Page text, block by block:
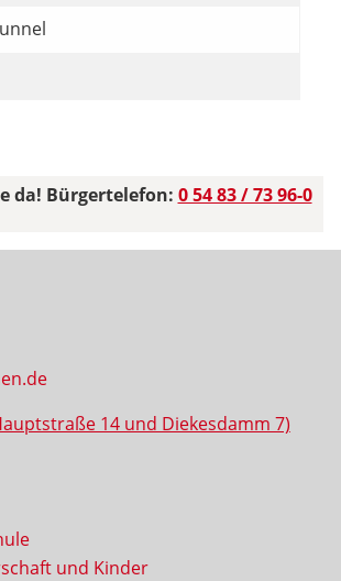
da! Bürgertelefon: 0 54 83 / 73 96-0
14 und Diekesdamm 7)
und Kinder